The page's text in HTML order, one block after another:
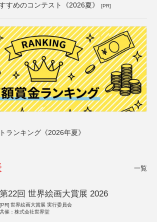
すめのコンテスト《2026夏》 [PR]
ランキング《2026年夏》
一覧
第22回 世界絵画大賞展 2026
[PR] 世界絵画大賞展 実行委員会
共催：株式会社世界堂